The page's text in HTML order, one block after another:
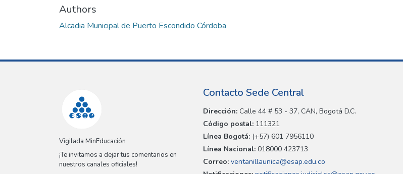
Authors
Alcadia Municipal de Puerto Escondido Córdoba
Vigilada MinEducación
¡Te invitamos a dejar tus comentarios en
nuestros canales oficiales!
Contacto Sede Central
Dirección: Calle 44 # 53 - 37, CAN, Bogotá D.C.
Código postal: 111321
Línea Bogotá: (+57) 601 7956110
Línea Nacional: 018000 423713
Correo: ventanillaunica@esap.edu.co